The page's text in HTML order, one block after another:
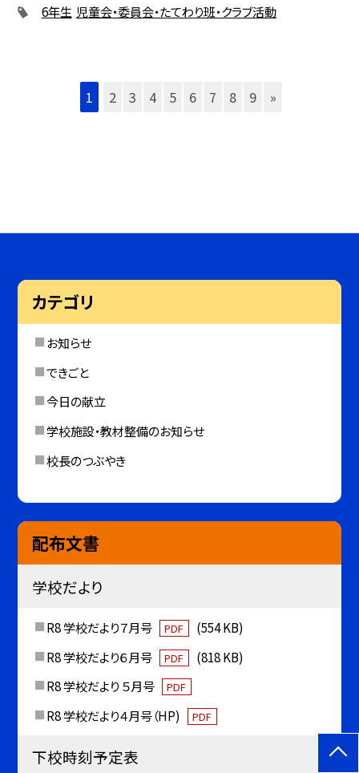
6年生 児童会・委員会・たてわり班・クラブ活動
1 2 3 4 5 6 7 8 9 »
カテゴリ
お知らせ
できごと
今日の献立
学校施設・教材整備のお知らせ
校長のつぶやき
配布文書
学校だより
R8 学校だより７月号 PDF
(554 KB)
R8 学校だより６月号
PDF
(818 KB)
R8 学校だより ５月号
PDF
R8 学校だより４月号（HP) PDF
下校時刻予定表